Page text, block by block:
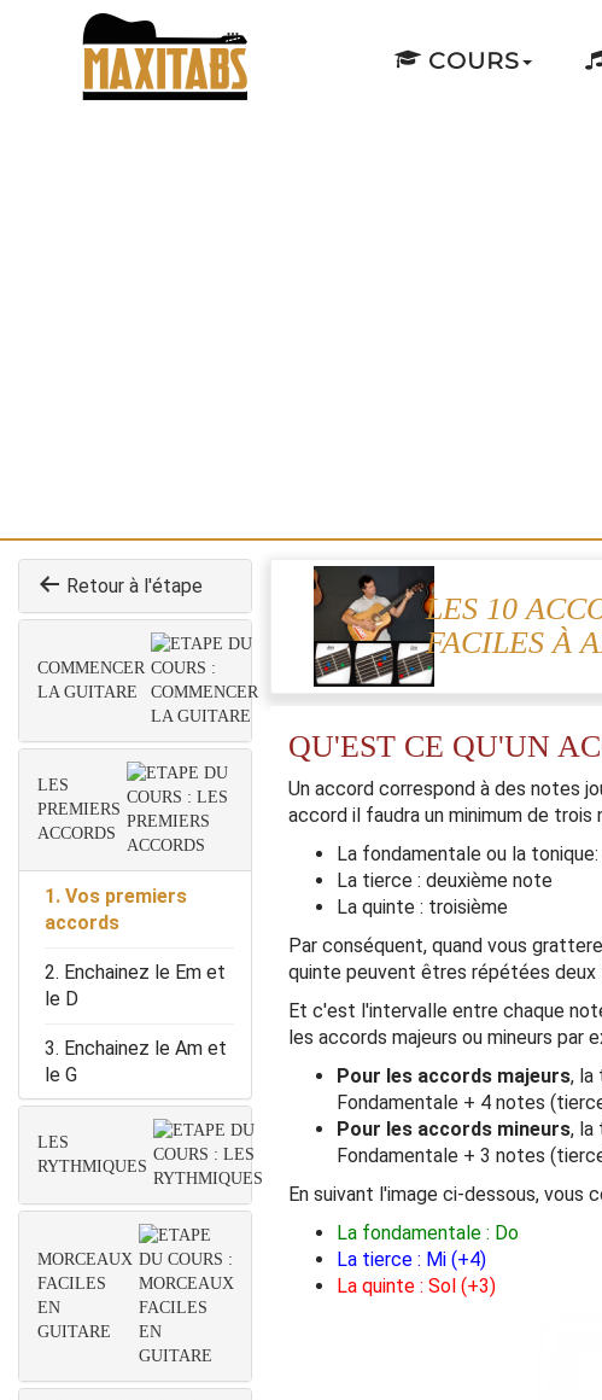
COURS
LES 10
FACILES À
QU'EST CE QU'UN
Un accord correspond à des notes
accord il faudra un minimum de
La fondamentale ou la
La tierce : deuxième note
La quinte : troisième
Par conséquent, quand vous
quinte peuvent êtres répétées deux
Et c'est l'intervalle entre chaque
les accords majeurs ou mineurs par
Pour les accords majeurs, la
Fondamentale + 4 notes
Pour les accords mineurs, la
Fondamentale + 3 notes
En suivant l'image ci-dessous, vous
La fondamentale : Do
La tierce : Mi (+4)
La quinte : Sol (+3)
Retour à l'étape
COMMENCER
LA GUITARE
LES
PREMIERS
ACCORDS
1. Vos premiers
accords
2. Enchainez le Em et
le D
3. Enchainez le Am et
le G
LES
RYTHMIQUES
MORCEAUX
FACILES
EN
GUITARE